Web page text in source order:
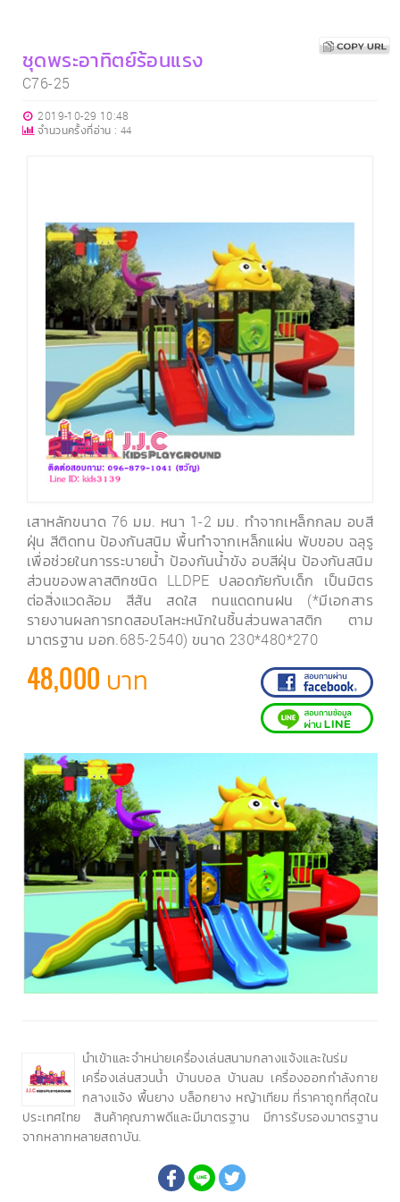
ชุดพระอาทิตย์ร้อนแรง
C76-25
2019-10-29 10:48
จำนวนครั้งที่อ่าน : 44
เสาหลักขนาด 76 มม. หนา 1-2 มม. ทำจากเหล็กกลม อบสี
ฝุ่น สีติดทน ป้องกันสนิม พื้นทำจากเหล็กแผ่น พับขอบ ฉลุรู
เพื่อช่วยในการระบายน้ำ ป้องกันน้ำขัง อบสีฝุ่น ป้องกันสนิม
ส่วนของพลาสติกชนิด LLDPE ปลอดภัยกับเด็ก เป็นมิตร
ต่อสิ่งแวดล้อม สีสัน สดใส ทนแดดทนฝน (*มีเอกสาร
รายงานผลการทดสอบโลหะหนักในชิ้นส่วนพลาสติก ตาม
มาตรฐาน มอก.685-2540) ขนาด 230*480*270
48,000 บาท
นำเข้าและจำหน่ายเครื่องเล่นสนามกลางแจ้งและในร่ม
เครื่องเล่นสวนน้ำ บ้านบอล บ้านลม เครื่องออกกำลังกาย
กลางแจ้ง พื้นยาง บล็อกยาง หญ้าเทียม ที่ราคาถูกที่สุดใน
ประเทศไทย สินค้าคุณภาพดีและมีมาตรฐาน มีการรับรองมาตรฐาน
จากหลากหลายสถาบัน.